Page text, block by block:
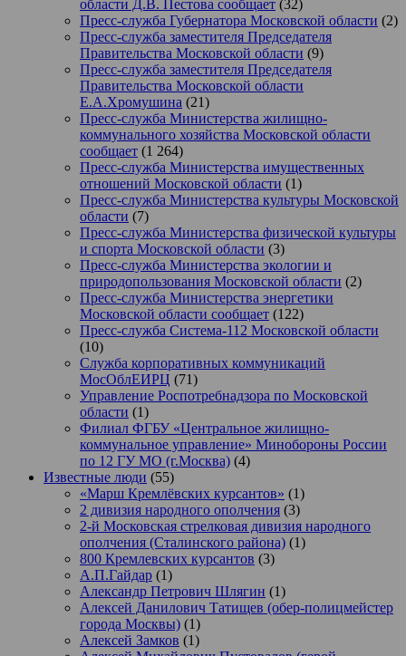
области Д.В. Пестова сообщает (32)
Пресс-служба Губернатора Московской области (2)
Пресс-служба заместителя Председателя
Правительства Московской области (9)
Пресс-служба заместителя Председателя
Правительства Московской области
Е.А.Хромушина (21)
Пресс-служба Министерства жилищно-
коммунального хозяйства Московской области
сообщает (1 264)
Пресс-служба Министерства имущественных
отношений Московской области (1)
Пресс-служба Министерства культуры Московской
области (7)
Пресс-служба Министерства физической культуры
и спорта Московской области (3)
Пресс-служба Министерства экологии и
природопользования Московской области (2)
Пресс-служба Министерства энергетики
Московской области сообщает (122)
Пресс-служба Система-112 Московской области
(10)
Служба корпоративных коммуникаций
МосОблЕИРЦ (71)
Управление Роспотребнадзора по Московской
области (1)
Филиал ФГБУ «Центральное жилищно-
коммунальное управление» Минобороны России
по 12 ГУ МО (г.Москва) (4)
Известные люди (55)
«Марш Кремлёвских курсантов» (1)
2 дивизия народного ополчения (3)
2-й Московская стрелковая дивизия народного
ополчения (Сталинского района) (1)
800 Кремлевских курсантов (3)
А.П.Гайдар (1)
Александр Петрович Шлягин (1)
Алексей Данилович Татищев (обер-полицмейстер
города Москвы) (1)
Алексей Замков (1)